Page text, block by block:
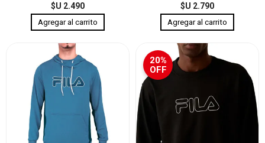
$U 2.490
$U 2.790
20%
OFF